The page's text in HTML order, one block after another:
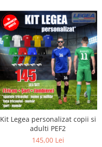
Kit Legea personalizat copii si
adulti PEF2
145,00 Lei